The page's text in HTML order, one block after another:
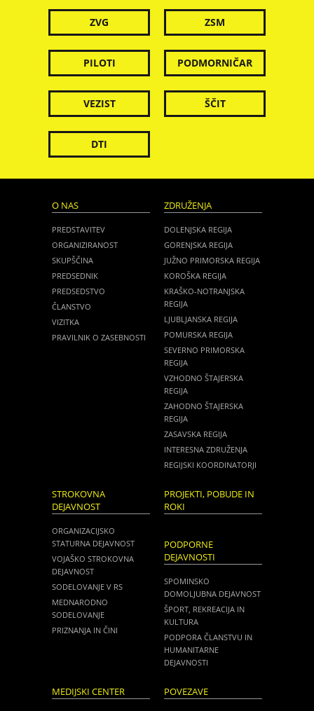
ZVG ZSM
PILOTI PODMORNIČAR
VEZIST ŠČIT
DTI
O NAS
PREDSTAVITEV
ORGANIZIRANOST
SKUPŠČINA
PREDSEDNIK
PREDSEDSTVO
ČLANSTVO
VIZITKA
PRAVILNIK O ZASEBNOSTI
ZDRUŽENJA
DOLENJSKA REGIJA
GORENJSKA REGIJA
JUŽNO PRIMORSKA REGIJA
KOROŠKA REGIJA
KRAŠKO-NOTRANJSKA
REGIJA
LJUBLJANSKA REGIJA
POMURSKA REGIJA
SEVERNO PRIMORSKA
REGIJA
VZHODNO ŠTAJERSKA
REGIJA
ZAHODNO ŠTAJERSKA
REGIJA
ZASAVSKA REGIJA
INTERESNA ZDRUŽENJA
REGIJSKI KOORDINATORJI
STROKOVNA
DEJAVNOST
ORGANIZACIJSKO
STATURNA DEJAVNOST
VOJAŠKO STROKOVNA
DEJAVNOST
SODELOVANJE V RS
MEDNARODNO
SODELOVANJE
PRIZNANJA IN ČINI
PROJEKTI, POBUDE IN
ROKI
PODPORNE
DEJAVNOSTI
SPOMINSKO
DOMOLJUBNA DEJAVNOST
ŠPORT, REKREACIJA IN
KULTURA
PODPORA ČLANSTVU IN
HUMANITARNE
DEJAVNOSTI
MEDIJSKI CENTER POVEZAVE